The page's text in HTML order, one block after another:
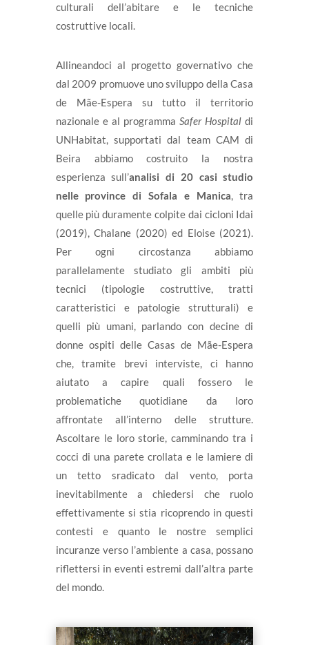
culturali dell’abitare e le tecniche
costruttive locali.
Allineandoci al progetto governativo che
dal 2009 promuove uno sviluppo della Casa
de Mãe-Espera su tutto il territorio
nazionale e al programmaSafer Hospital di
UNHabitat, supportati dal team CAM di
Beira abbiamo costruito la nostra
esperienza sull’analisi di 20 casi studio
nelle province di Sofala e Manica, tra
quelle più duramente colpite dai cicloni Idai
(2019), Chalane (2020) ed Eloise (2021).
Per ogni circostanza abbiamo
parallelamente studiato gli ambiti più
tecnici (tipologie costruttive, tratti
caratteristici e patologie strutturali) e
quelli più umani, parlando con decine di
donne ospiti delle Casas de Mãe-Espera
che, tramite brevi interviste, ci hanno
aiutato a capire quali fossero le
problematiche quotidiane da loro
affrontate all’interno delle strutture.
Ascoltare le loro storie, camminando tra i
cocci di una parete crollata e le lamiere di
un tetto sradicato dal vento, porta
inevitabilmente a chiedersi che ruolo
effettivamente si stia ricoprendo in questi
contesti e quanto le nostre semplici
incuranze verso l’ambiente a casa, possano
riflettersi in eventi estremi dall’altra parte
del mondo.